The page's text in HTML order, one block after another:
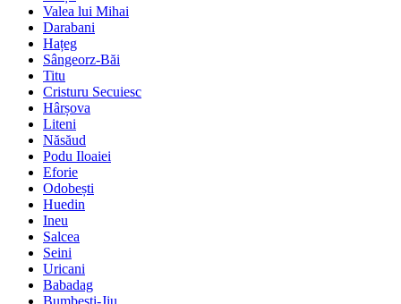
Valea lui Mihai
Darabani
Hațeg
Sângeorz-Băi
Titu
Cristuru Secuiesc
Hârșova
Liteni
Năsăud
Podu Iloaiei
Eforie
Odobești
Huedin
Ineu
Salcea
Seini
Uricani
Babadag